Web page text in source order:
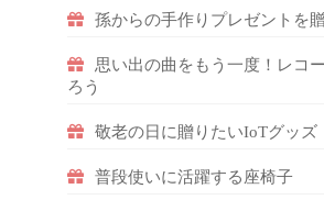
孫からの手作りプレゼントを
思い出の曲をもう一度！レコ
ろう
敬老の日に贈りたいIoTグッズ
普段使いに活躍する座椅子